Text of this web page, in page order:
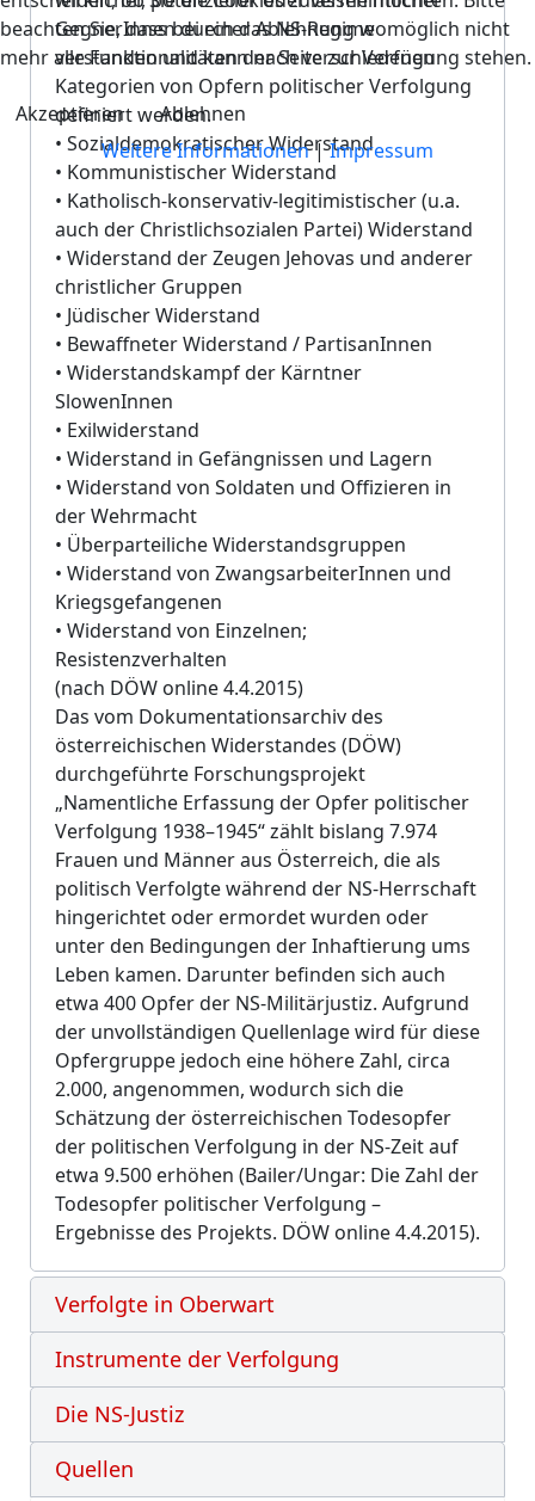
GegnerInnen durch das NS-Regime
verstanden und kann nach verschiedenen
Kategorien von Opfern politischer Verfolgung
definiert werden.
• Sozialdemokratischer Widerstand
• Kommunistischer Widerstand
• Katholisch-konservativ-legitimistischer (u.a.
auch der Christlichsozialen Partei) Widerstand
• Widerstand der Zeugen Jehovas und anderer
christlicher Gruppen
• Jüdischer Widerstand
• Bewaffneter Widerstand / PartisanInnen
• Widerstandskampf der Kärntner
SlowenInnen
• Exilwiderstand
• Widerstand in Gefängnissen und Lagern
• Widerstand von Soldaten und Offizieren in
der Wehrmacht
• Überparteiliche Widerstandsgruppen
• Widerstand von ZwangsarbeiterInnen und
Kriegsgefangenen
• Widerstand von Einzelnen;
Resistenzverhalten
(nach DÖW online 4.4.2015)
Das vom Dokumentationsarchiv des
österreichischen Widerstandes (DÖW)
durchgeführte Forschungsprojekt
„Namentliche Erfassung der Opfer politischer
Verfolgung 1938–1945“ zählt bislang 7.974
Frauen und Männer aus Österreich, die als
politisch Verfolgte während der NS-Herrschaft
hingerichtet oder ermordet wurden oder
unter den Bedingungen der Inhaftierung ums
Leben kamen. Darunter befinden sich auch
etwa 400 Opfer der NS-Militärjustiz. Aufgrund
der unvollständigen Quellenlage wird für diese
Opfergruppe jedoch eine höhere Zahl, circa
2.000, angenommen, wodurch sich die
Schätzung der österreichischen Todesopfer
der politischen Verfolgung in der NS-Zeit auf
etwa 9.500 erhöhen (Bailer/Ungar: Die Zahl der
Todesopfer politischer Verfolgung –
Ergebnisse des Projekts. DÖW online 4.4.2015).
Verfolgte in Oberwart
Instrumente der Verfolgung
Die NS-Justiz
Quellen
beachten Sie, dass bei einer Ablehnung womöglich nicht
mehr alle Funktionalitäten der Seite zur Verfügung stehen.
Akzeptieren
Ablehnen
Weitere Informationen|Impressum